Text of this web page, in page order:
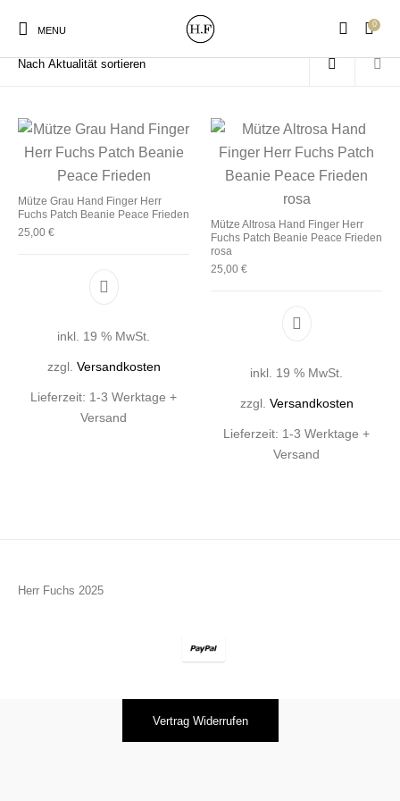
MENU
0
New Products On Sale! Wandteller Geschirrtücher
Magneten
Mützen / Beanies und
Poster&Notizbücher
für den Kopf
Start / Produkte verschlagwortet mit „Frieden“
Mütze Grau Hand Finger Herr
Fuchs Patch Beanie Peace Frieden
25,00 €
inkl. 19 % MwSt.
zzgl. Versandkosten
Lieferzeit: 1-3 Werktage +
Versand
Mütze Altrosa Hand Finger Herr
Fuchs Patch Beanie Peace Frieden
rosa
25,00 €
inkl. 19 % MwSt.
zzgl. Versandkosten
Lieferzeit: 1-3 Werktage +
Versand
Herr Fuchs 2025
Vertrag Widerrufen